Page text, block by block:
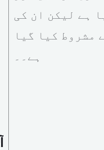
ہے لیکن ان کی
مشروط کیا گیا
ہے۔۔